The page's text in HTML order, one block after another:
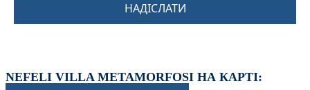
НАДІСЛАТИ
NEFELI VILLA METAMORFOSI НА КАРТІ: